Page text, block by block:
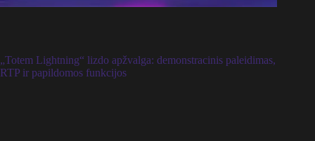
„Totem Lightning“ lizdo apžvalga: demonstracinis paleidimas,
RTP ir papildomos funkcijos